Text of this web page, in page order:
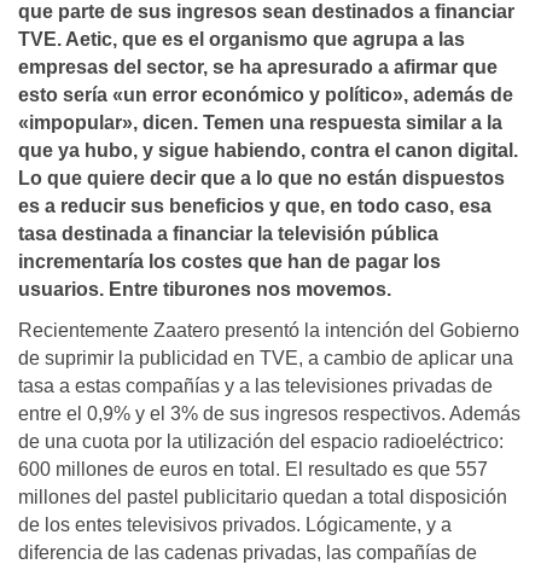
que parte de sus ingresos sean destinados a financiar
TVE. Aetic, que es el organismo que agrupa a las
empresas del sector, se ha apresurado a afirmar que
esto serí­a «un error económico y polí­tico», además de
«impopular», dicen. Temen una respuesta similar a la
que ya hubo, y sigue habiendo, contra el canon digital.
Lo que quiere decir que a lo que no están dispuestos
es a reducir sus beneficios y que, en todo caso, esa
tasa destinada a financiar la televisión pública
incrementarí­a los costes que han de pagar los
usuarios. Entre tiburones nos movemos.
Recientemente Zaatero presentó la intención del Gobierno
de suprimir la publicidad en TVE, a cambio de aplicar una
tasa a estas compañías y a las televisiones privadas de
entre el 0,9% y el 3% de sus ingresos respectivos. Además
de una cuota por la utilización del espacio radioeléctrico:
600 millones de euros en total. El resultado es que 557
millones del pastel publicitario quedan a total disposición
de los entes televisivos privados. Lógicamente, y a
diferencia de las cadenas privadas, las compañías de